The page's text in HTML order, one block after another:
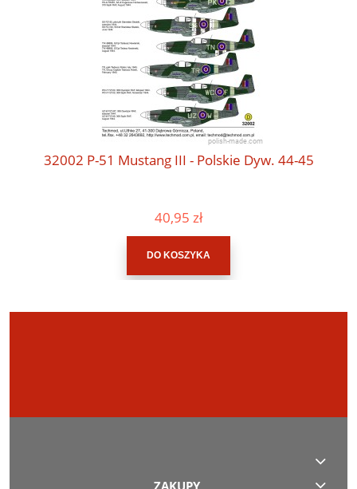
32002 P-51 Mustang III - Polskie Dyw. 44-45
40,95 zł
DO KOSZYKA
ZAKUPY